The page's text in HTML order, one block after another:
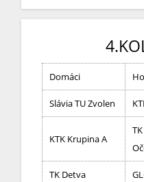
Domáci
Slávia TU Zvolen
KTK Krupina A
TK Detva